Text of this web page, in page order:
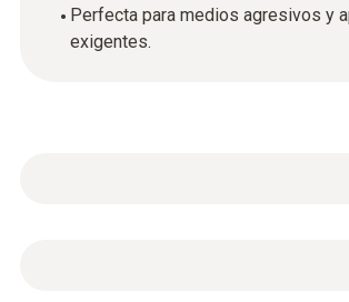
Perfecta para medios agresivos y
exigentes.